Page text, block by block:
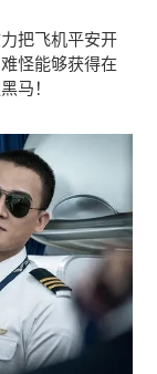
把飞机平安开
怪能够获得在
马！